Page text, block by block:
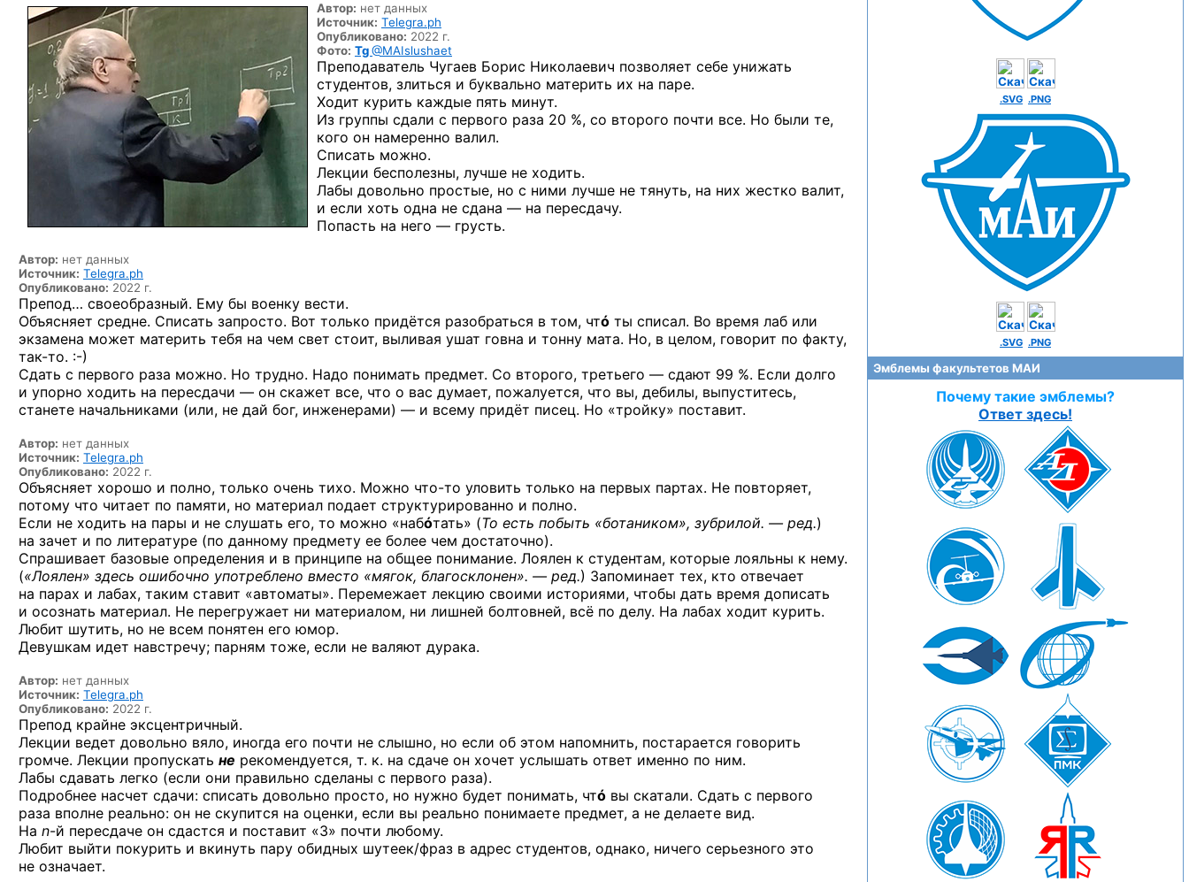
Автор: нет данных
Источник: Telegra.ph
Опубликовано: 2022 г.
Фото: Tg@MAIslushaet
Преподаватель Чугаев Борис Николаевич позволяет себе унижать
студентов, злиться и буквально материть их на паре.
Ходит курить каждые пять минут.
Из группы сдали с первого раза 20 %, со второго почти все. Но были те,
кого он намеренно валил.
Списать можно.
Лекции бесполезны, лучше не ходить.
Лабы довольно простые, но с ними лучше не тянуть, на них жестко валит,
и если хоть одна не сдана — на пересдачу.
Попасть на него — грусть.
Автор: нет данных
Источник: Telegra.ph
Опубликовано: 2022 г.
Препод… своеобразный. Ему бы военку вести.
Объясняет средне. Списать запросто. Вот только придётся разобраться в том, чтó ты списал. Во время лаб или
экзамена может материть тебя на чем свет стоит, выливая ушат говна и тонну мата. Но, в целом, говорит по факту,
так-то. :-)
Сдать с первого раза можно. Но трудно. Надо понимать предмет. Со второго, третьего — сдают 99 %. Если долго
и упорно ходить на пересдачи — он скажет все, что о вас думает, пожалуется, что вы, дебилы, выпуститесь,
станете начальниками (или, не дай бог, инженерами) — и всему придёт писец. Но «тройку» поставит.
Автор: нет данных
Источник: Telegra.ph
Опубликовано: 2022 г.
Объясняет хорошо и полно, только очень тихо. Можно что-то уловить только на первых партах. Не повторяет,
потому что читает по памяти, но материал подает структурированно и полно.
Если не ходить на пары и не слушать его, то можно «набóтать» (То есть побыть «ботаником», зубрилой. — ред.)
на зачет и по литературе (по данному предмету ее более чем достаточно).
Спрашивает базовые определения и в принципе на общее понимание. Лоялен к студентам, которые лояльны к нему.
(«Лоялен» здесь ошибочно употреблено вместо «мягок, благосклонен». — ред.) Запоминает тех, кто отвечает
на парах и лабах, таким ставит «автоматы». Перемежает лекцию своими историями, чтобы дать время дописать
и осознать материал. Не перегружает ни материалом, ни лишней болтовней, всё по делу. На лабах ходит курить.
Любит шутить, но не всем понятен его юмор.
Девушкам идет навстречу; парням тоже, если не валяют дурака.
Автор: нет данных
Источник: Telegra.ph
Опубликовано: 2022 г.
Препод крайне эксцентричный.
Лекции ведет довольно вяло, иногда его почти не слышно, но если об этом напомнить, постарается говорить
громче. Лекции пропускать не рекомендуется, т. к. на сдаче он хочет услышать ответ именно по ним.
Лабы сдавать легко (если они правильно сделаны с первого раза).
Подробнее насчет сдачи: списать довольно просто, но нужно будет понимать, чтó вы скатали. Сдать с первого
раза вполне реально: он не скупится на оценки, если вы реально понимаете предмет, а не делаете вид.
На n-й пересдаче он сдастся и поставит «3» почти любому.
Любит выйти покурить и вкинуть пару обидных шутеек/фраз в адрес студентов, однако, ничего серьезного это
не означает.
.SVG .PNG
.SVG .PNG
Эмблемы факультетов МАИ
Почему такие эмблемы?
Ответ здесь!